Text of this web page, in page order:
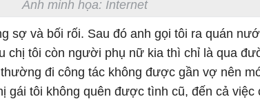
Ảnh minh họa: Internet
sợ và bối rối. Sau đó anh gọi tôi ra quán
chị tôi còn người phụ nữ kia thì chỉ là qua
đi công tác không được gần vợ nên
gái tôi không quên được tình cũ, đến cả việc